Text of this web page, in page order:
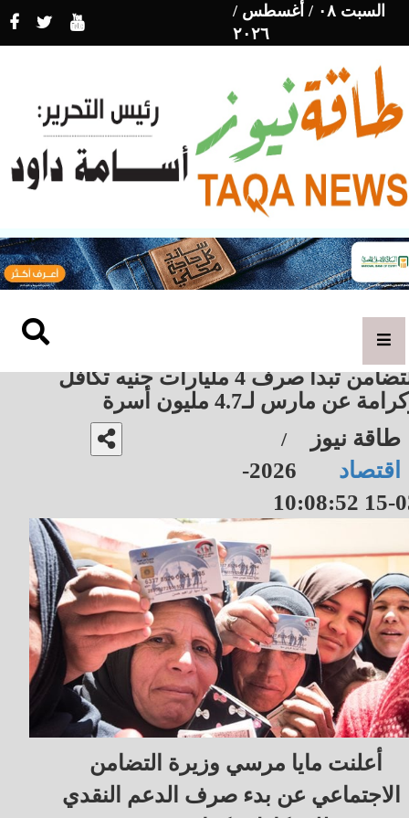
السبت ٠٨ / أغسطس /
٢٠٢٦
التضامن تبدأ صرف 4 مليارات جنيه تكافل
عن مارس لـ4.7 مليون أسرة
طاقة نيوز /
اقتصاد
2026-
03-15
أعلنت مايا مرسي وزيرة التضامن
الاجتماعي عن بدء صرف الدعم النقدي